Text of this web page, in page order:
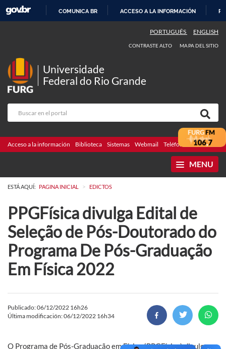
CONTENIDO
COMUNICA BR ACCESO A LA INFORMACIÓN
PORTUGUÊS ENGLISH
CONTRASTE ALTO MAPA DEL SITIO
Universidade
Federal do Rio Grande
Acceso a la información Biblioteca Sistemas Webmail Teléfonos Licitaciones
MENU
ESTÁ AQUÍ: PAGINA INICIAL > EDICTOS
PPGFísica divulga Edital de
Seleção de Pós-Doutorado do
Programa De Pós-Graduação
Em Física 2022
Publicado: 06/12/2022 16h26
Última modificación: 06/12/2022 16h34
O Programa de Pós-Graduação em Física (PPGFísica) divulga o